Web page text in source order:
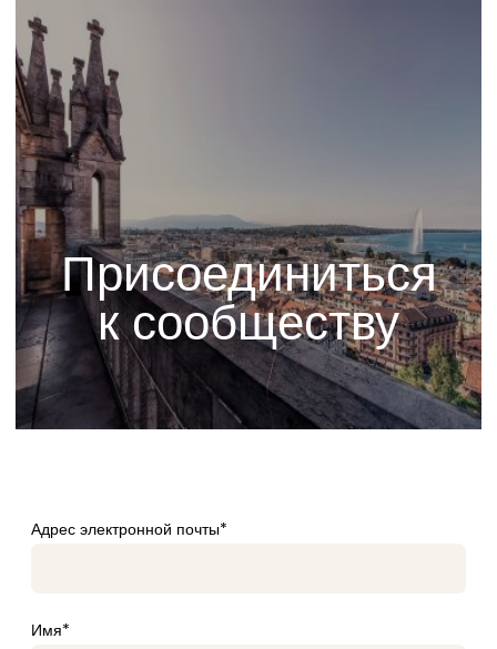
Присоединиться
к сообществу
Адрес электронной почты*
Имя*